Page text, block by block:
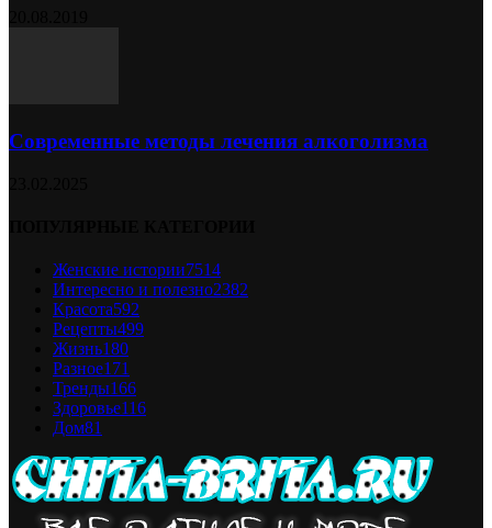
Современные методы лечения алкоголизма
Женские истории7514
Интересно и полезно2382
Красота592
Рецепты499
Жизнь180
Разное171
Тренды166
Здоровье116
Дом81